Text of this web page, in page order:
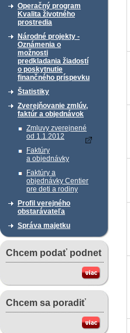
Operačný program
Kvalita životného
prostredia
Národné projekty -
Oznámenia o
možnosti
predkladania žiadostí
o poskytnutie
finančného príspevku
Štatistiky
Zverejňovanie zmlúv,
faktúr a objednávok
Zmluvy zverejnené
od 1.1.2012
Faktúry
a objednávky
Faktúry a
objednávky Centier
pre deti a rodiny
Profil verejného
obstarávateľa
Správa majetku
Chcem podať podnet
Chcem sa poradiť